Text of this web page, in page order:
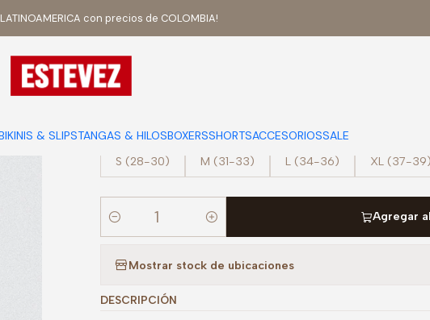
& SLIPSTANGAS & HILOSBOXERSSHORTSACCESORIOSSALE
con precios de COLOMBIA!
ALGODON Brief Algodón Delfos Mostaza
|
Brief Algodón Delfos
TALLA
S (28-30) M (31-33) L (34-36) XL (37-39)
Cantidad
Agregar
Mostrar stock de ubicaciones
DESCRIPCIÓN